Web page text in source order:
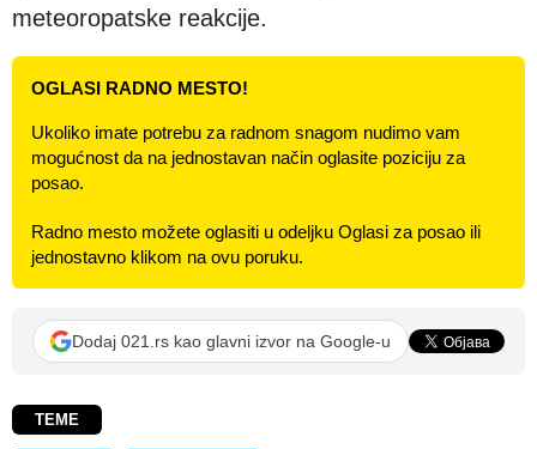
meteoropatske reakcije.
OGLASI RADNO MESTO!
Ukoliko imate potrebu za radnom snagom nudimo vam
mogućnost da na jednostavan način oglasite poziciju za
posao.
Radno mesto možete oglasiti u odeljku Oglasi za posao ili
jednostavno klikom na ovu poruku.
Dodaj 021.rs kao glavni izvor na Google-u
TEME